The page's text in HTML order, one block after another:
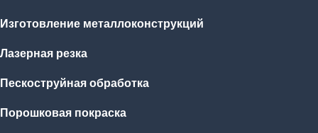
Изготовление металлоконструкций
Лазерная резка
Пескоструйная обработка
Порошковая покраска